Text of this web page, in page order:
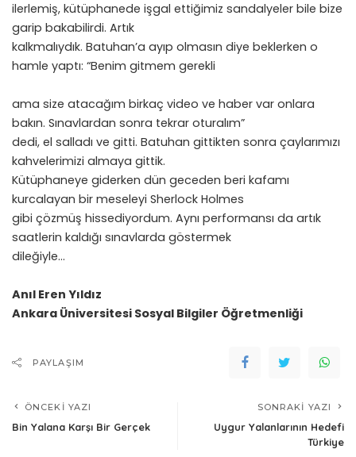
ilerlemiş, kütüphanede işgal ettiğimiz sandalyeler bile bize
garip bakabilirdi. Artık
kalkmalıydık. Batuhan’a ayıp olmasın diye beklerken o
hamle yaptı: “Benim gitmem gerekli
ama size atacağım birkaç video ve haber var onlara
bakın. Sınavlardan sonra tekrar oturalım”
dedi, el salladı ve gitti. Batuhan gittikten sonra çaylarımızı
kahvelerimizi almaya gittik.
Kütüphaneye giderken dün geceden beri kafamı
kurcalayan bir meseleyi Sherlock Holmes
gibi çözmüş hissediyordum. Aynı performansı da artık
saatlerin kaldığı sınavlarda göstermek
dileğiyle…
Anıl Eren Yıldız
Ankara Üniversitesi Sosyal Bilgiler Öğretmenliği
PAYLAŞIM
ÖNCEKI YAZI
Bin Yalana Karşı Bir Gerçek
SONRAKI YAZI
Uygur Yalanlarının Hedefi
Türkiye